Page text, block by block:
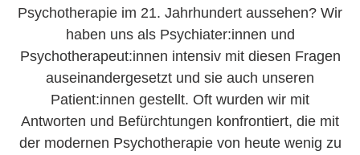
Psychotherapie im 21. Jahrhundert aussehen? Wir
haben uns als Psychiater:innen und
Psychotherapeut:innen intensiv mit diesen Fragen
auseinandergesetzt und sie auch unseren
Patient:innen gestellt. Oft wurden wir mit
Antworten und Befürchtungen konfrontiert, die mit
der modernen Psychotherapie von heute wenig zu